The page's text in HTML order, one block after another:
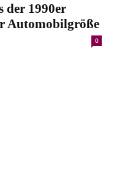
der 1990er
Automobilgröße
0